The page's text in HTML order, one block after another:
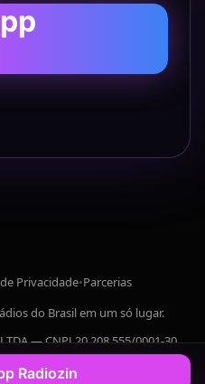
Privacidade•Parcerias
do Brasil em um só lugar.
— CNPJ 20.208.555/0001-30
Radiozin